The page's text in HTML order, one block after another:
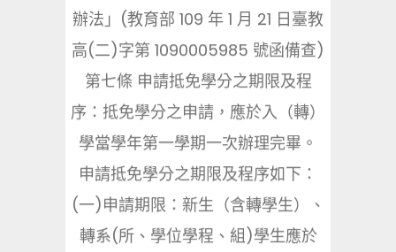
辦法」(教育部 109 年 1 月 21 日臺教
高(二)字第 1090005985 號函備查)
第七條 申請抵免學分之期限及程
序：抵免學分之申請，應於入（轉）
學當學年第一學期一次辦理完畢。
申請抵免學分之期限及程序如下：
(一)申請期限：新生（含轉學生）、
轉系(所、學位學程、組)學生應於